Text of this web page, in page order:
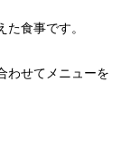
食事です。
わせてメニューを